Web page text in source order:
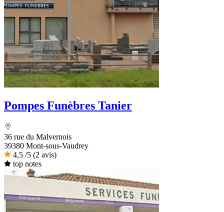
Pompes Funèbres Tanier
36 rue du Malvernois
39380 Mont-sous-Vaudrey
4,5 /5 (2 avis)
top notes